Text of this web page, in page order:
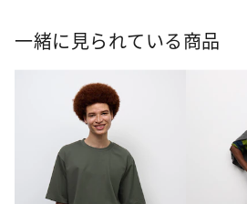
一緒に見られている商品